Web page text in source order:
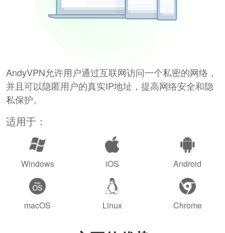
AndyVPN允许用户通过互联网访问一个私密的网络，
并且可以隐匿用户的真实IP地址，提高网络安全和隐
私保护。
适用于：
Windows iOS Android
macOS Linux Chrome